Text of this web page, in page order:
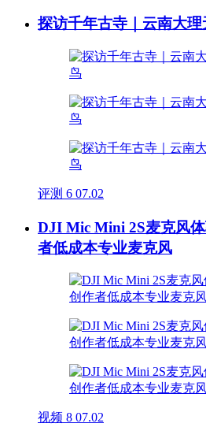
探访千年古寺｜云南大
评测 6 07.02
DJI Mic Mini 2S麦克风
者低成本专业麦克风
视频 8 07.02